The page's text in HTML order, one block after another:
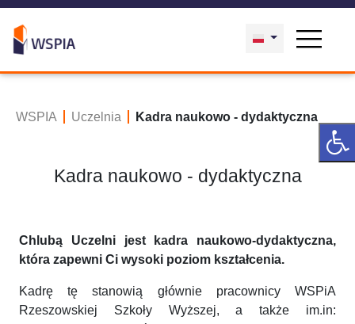
WSPIA Uczelnia Kadra naukowo - dydaktyczna
Kadra naukowo - dydaktyczna
Chlubą Uczelni jest kadra naukowo-dydaktyczna,
która zapewni Ci wysoki poziom kształcenia.
Kadrę tę stanowią głównie pracownicy WSPiA
Rzeszowskiej Szkoły Wyższej, a także im.in: